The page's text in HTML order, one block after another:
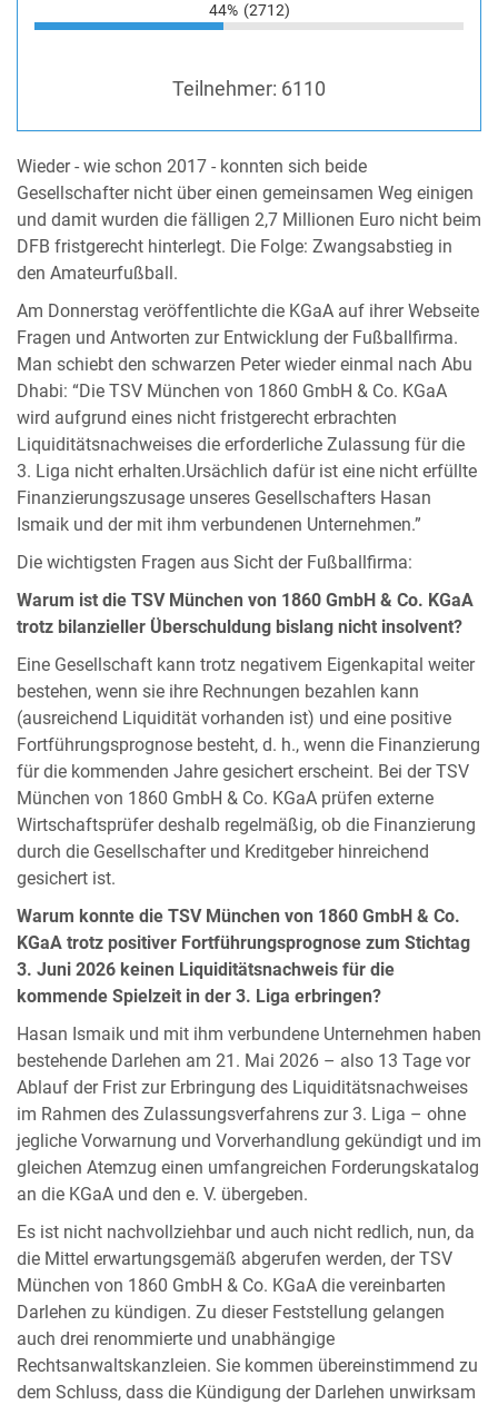
44% (2712)
Teilnehmer: 6110
Wieder - wie schon 2017 - konnten sich beide
Gesellschafter nicht über einen gemeinsamen Weg einigen
und damit wurden die fälligen 2,7 Millionen Euro nicht beim
DFB fristgerecht hinterlegt. Die Folge: Zwangsabstieg in
den Amateurfußball.
Am Donnerstag veröffentlichte die KGaA auf ihrer Webseite
Fragen und Antworten zur Entwicklung der Fußballfirma.
Man schiebt den schwarzen Peter wieder einmal nach Abu
Dhabi: “Die TSV München von 1860 GmbH & Co. KGaA
wird aufgrund eines nicht fristgerecht erbrachten
Liquiditätsnachweises die erforderliche Zulassung für die
3. Liga nicht erhalten.Ursächlich dafür ist eine nicht erfüllte
Finanzierungszusage unseres Gesellschafters Hasan
Ismaik und der mit ihm verbundenen Unternehmen.”
Die wichtigsten Fragen aus Sicht der Fußballfirma:
Warum ist die TSV München von 1860 GmbH & Co. KGaA
trotz bilanzieller Überschuldung bislang nicht insolvent?
Eine Gesellschaft kann trotz negativem Eigenkapital weiter
bestehen, wenn sie ihre Rechnungen bezahlen kann
(ausreichend Liquidität vorhanden ist) und eine positive
Fortführungsprognose besteht, d. h., wenn die Finanzierung
für die kommenden Jahre gesichert erscheint. Bei der TSV
München von 1860 GmbH & Co. KGaA prüfen externe
Wirtschaftsprüfer deshalb regelmäßig, ob die Finanzierung
durch die Gesellschafter und Kreditgeber hinreichend
gesichert ist.
Warum konnte die TSV München von 1860 GmbH & Co.
KGaA trotz positiver Fortführungsprognose zum Stichtag
3. Juni 2026 keinen Liquiditätsnachweis für die
kommende Spielzeit in der 3. Liga erbringen?
Hasan Ismaik und mit ihm verbundene Unternehmen haben
bestehende Darlehen am 21. Mai 2026 – also 13 Tage vor
Ablauf der Frist zur Erbringung des Liquiditätsnachweises
im Rahmen des Zulassungsverfahrens zur 3. Liga – ohne
jegliche Vorwarnung und Vorverhandlung gekündigt und im
gleichen Atemzug einen umfangreichen Forderungskatalog
an die KGaA und den e. V. übergeben.
Es ist nicht nachvollziehbar und auch nicht redlich, nun, da
die Mittel erwartungsgemäß abgerufen werden, der TSV
München von 1860 GmbH & Co. KGaA die vereinbarten
Darlehen zu kündigen. Zu dieser Feststellung gelangen
auch drei renommierte und unabhängige
Rechtsanwaltskanzleien. Sie kommen übereinstimmend zu
dem Schluss, dass die Kündigung der Darlehen unwirksam